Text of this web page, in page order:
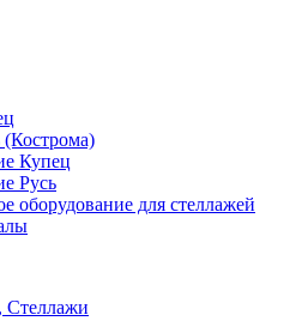
Купец
Русь
оборудование для стеллажей